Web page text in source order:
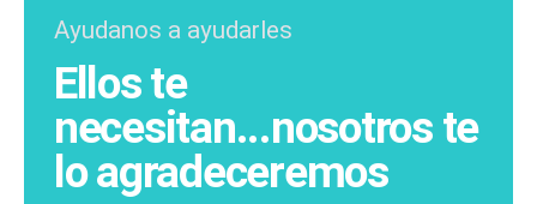
Ayudanos a ayudarles
Ellos te
necesitan...nosotros te
lo agradeceremos